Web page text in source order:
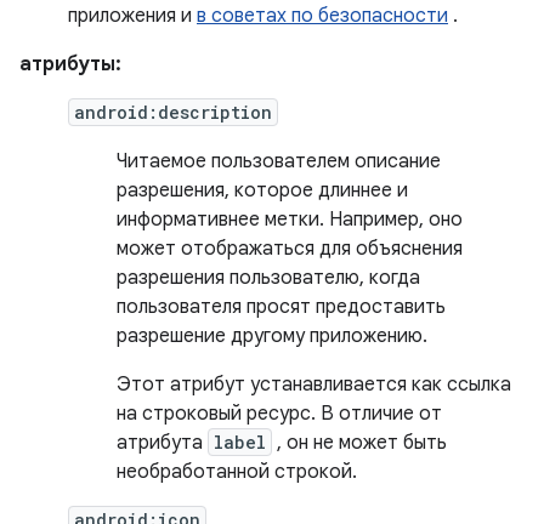
приложения и в советах по безопасности .
атрибуты:
android:description
Читаемое пользователем описание
разрешения, которое длиннее и
информативнее метки. Например, оно
может отображаться для объяснения
разрешения пользователю, когда
пользователя просят предоставить
разрешение другому приложению.
Этот атрибут устанавливается как ссылка
на строковый ресурс. В отличие от
атрибута label , он не может быть
необработанной строкой.